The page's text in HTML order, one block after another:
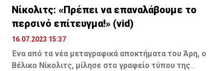
Νίκολιτς: «Πρέπει να επαναλάβουμε το
περσινό επίτευγμα!» (vid)
16.07.2023 15:37
Ένα από τα νέα μεταγραφικά αποκτήματα του Άρη, ο
Βέλικο Νίκολιτς, μίλησε στο γραφείο τύπου της